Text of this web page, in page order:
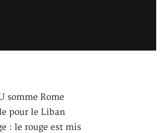
somme Rome
pour le Liban
: le rouge est mis